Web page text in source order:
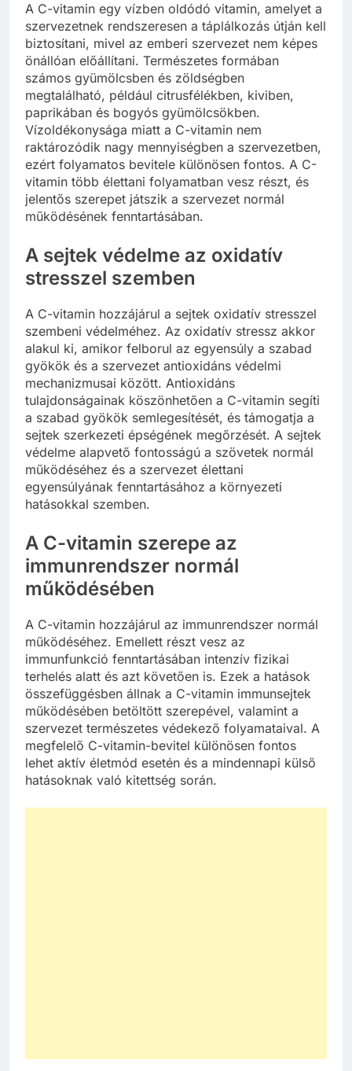
A C-vitamin egy vízben oldódó vitamin, amelyet a
szervezetnek rendszeresen a táplálkozás útján kell
biztosítani, mivel az emberi szervezet nem képes
önállóan előállítani. Természetes formában
számos gyümölcsben és zöldségben
megtalálható, például citrusfélékben, kiviben,
paprikában és bogyós gyümölcsökben.
Vízoldékonysága miatt a C-vitamin nem
raktározódik nagy mennyiségben a szervezetben,
ezért folyamatos bevitele különösen fontos. A C-
vitamin több élettani folyamatban vesz részt, és
jelentős szerepet játszik a szervezet normál
működésének fenntartásában.
A sejtek védelme az oxidatív
stresszel szemben
A C-vitamin hozzájárul a sejtek oxidatív stresszel
szembeni védelméhez. Az oxidatív stressz akkor
alakul ki, amikor felborul az egyensúly a szabad
gyökök és a szervezet antioxidáns védelmi
mechanizmusai között. Antioxidáns
tulajdonságainak köszönhetően a C-vitamin segíti
a szabad gyökök semlegesítését, és támogatja a
sejtek szerkezeti épségének megőrzését. A sejtek
védelme alapvető fontosságú a szövetek normál
működéséhez és a szervezet élettani
egyensúlyának fenntartásához a környezeti
hatásokkal szemben.
A C-vitamin szerepe az
immunrendszer normál
működésében
A C-vitamin hozzájárul az immunrendszer normál
működéséhez. Emellett részt vesz az
immunfunkció fenntartásában intenzív fizikai
terhelés alatt és azt követően is. Ezek a hatások
összefüggésben állnak a C-vitamin immunsejtek
működésében betöltött szerepével, valamint a
szervezet természetes védekező folyamataival. A
megfelelő C-vitamin-bevitel különösen fontos
lehet aktív életmód esetén és a mindennapi külső
hatásoknak való kitettség során.